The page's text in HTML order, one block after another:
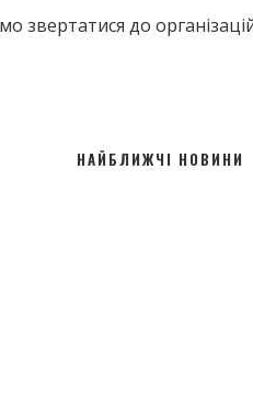
звертатися до
НАЙБЛИЖЧІ НОВИНИ